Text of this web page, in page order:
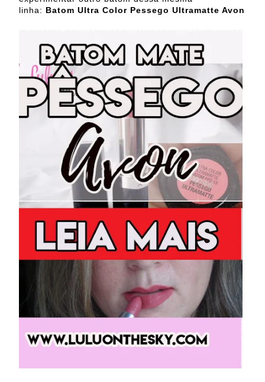
linha: Batom Ultra Color Pessego Ultramatte Avon